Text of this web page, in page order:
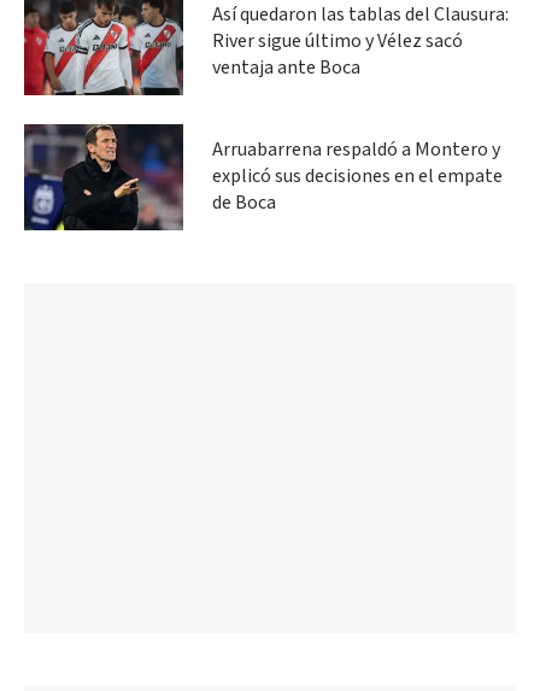
Así quedaron las tablas del Clausura:
River sigue último y Vélez sacó
ventaja ante Boca
Arruabarrena respaldó a Montero y
explicó sus decisiones en el empate
de Boca